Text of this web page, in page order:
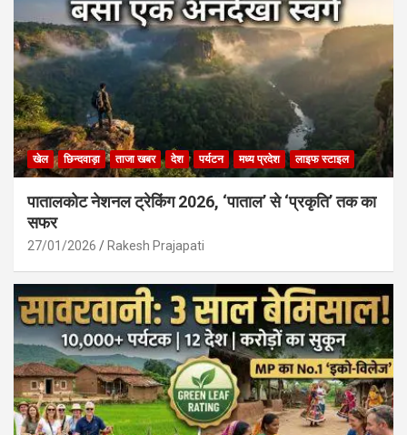
खेल छिन्दवाड़ा ताजा खबर देश पर्यटन मध्य प्रदेश लाइफ स्टाइल
पातालकोट नेशनल ट्रेकिंग 2026, ‘पाताल’ से ‘प्रकृति’ तक का
सफर
27/01/2026 Rakesh Prajapati